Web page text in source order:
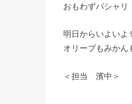
おもわずパシャリ
明日からいよいよ
オリーブもみかん
＜担当 濱中＞